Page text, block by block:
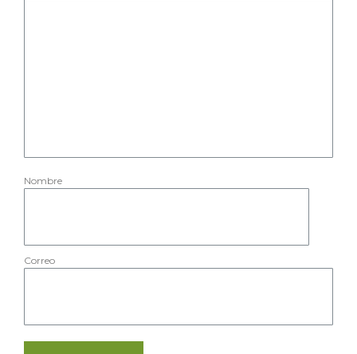
Nombre
Correo